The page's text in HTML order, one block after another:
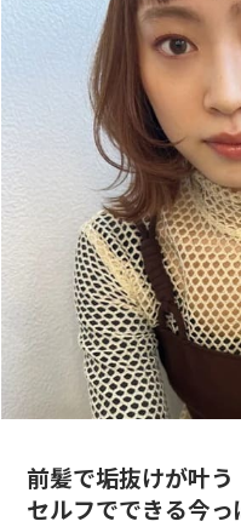
前髪で垢抜けが叶
セルフでできる今